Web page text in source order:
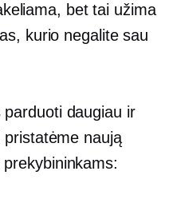
bet tai užima
kurio negalite sau
parduoti daugiau ir
naują